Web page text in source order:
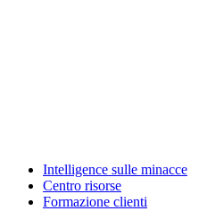
Intelligence sulle minacce
Centro risorse
Formazione clienti